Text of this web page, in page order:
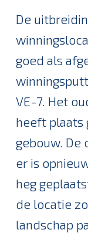
De
goed als
VE-7. Het
heeft plaats
gebouw. De
er is
heg
de locatie
landschap